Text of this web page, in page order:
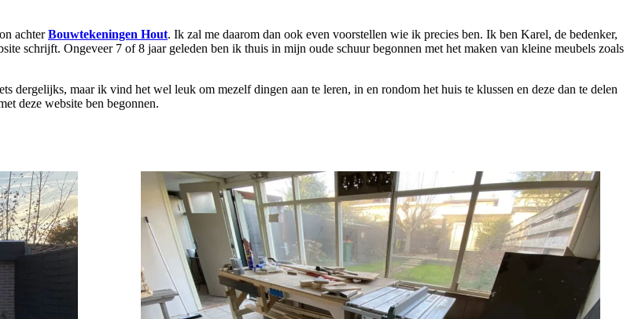
achterBouwtekeningen Hout. Ik zal me daarom dan ook even voorstellen wie ik precies ben. Ik ben Karel, de bedenker,
schrijft. Ongeveer 7 of 8 jaar geleden ben ik thuis in mijn oude schuur begonnen met het maken van kleine meubels zoals
dergelijks, maar ik vind het wel leuk om mezelf dingen aan te leren, in en rondom het huis te klussen en deze dan te delen
deze website ben begonnen.